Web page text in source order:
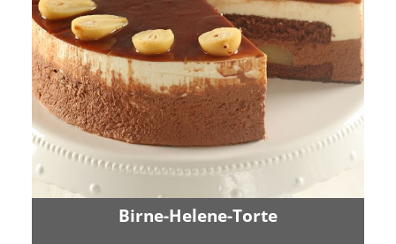
Birne-Helene-Torte